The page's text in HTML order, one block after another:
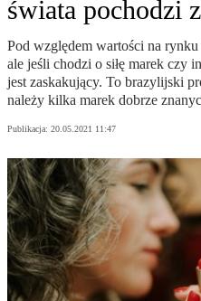
świata pochodzi
Pod względem wartości na
ale jeśli chodzi o siłę marek czy
jest zaskakujący. To brazylijski
należy kilka marek dobrze
Publikacja: 20.05.2021 11:47